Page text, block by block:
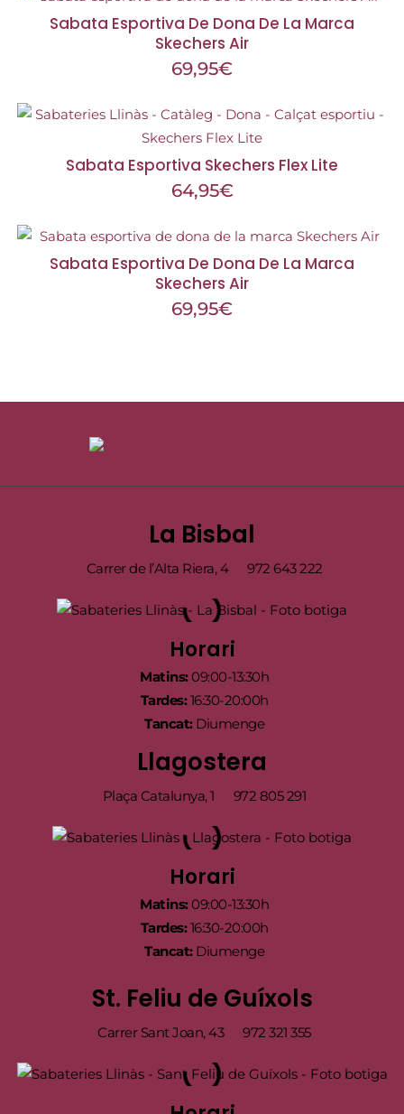
Sabata Esportiva De Dona De La Marca
Skechers Air
69,95€
Sabata Esportiva Skechers Flex Lite
64,95€
Sabata Esportiva De Dona De La Marca
Skechers Air
69,95€
La Bisbal
Carrer de l’Alta Riera, 4 972 643 222
Horari
Matins:09:00-13:30h
Tardes:16:30-20:00h
Tancat:Diumenge
Llagostera
Plaça Catalunya, 1 972 805 291
Horari
Matins:09:00-13:30h
Tardes:16:30-20:00h
Tancat:Diumenge
St. Feliu de Guíxols
Carrer Sant Joan, 43 972 321 355